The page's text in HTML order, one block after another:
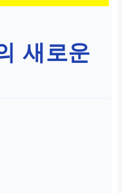
새로운